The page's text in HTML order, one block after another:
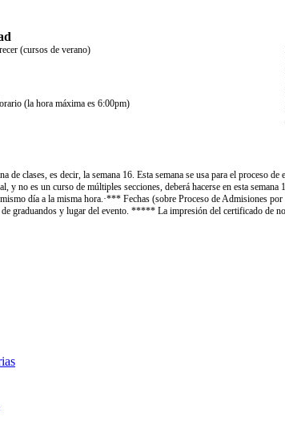
(cursos de verano)
(la hora máxima es 6:00pm)
de clases, es decir, la semana 16. Esta semana se usa para el proceso
no es un curso de múltiples secciones, deberá hacerse en esta
día a la misma hora.·*** Fechas (sobre Proceso de Admisiones
graduandos y lugar del evento. ***** La impresión del certificado de